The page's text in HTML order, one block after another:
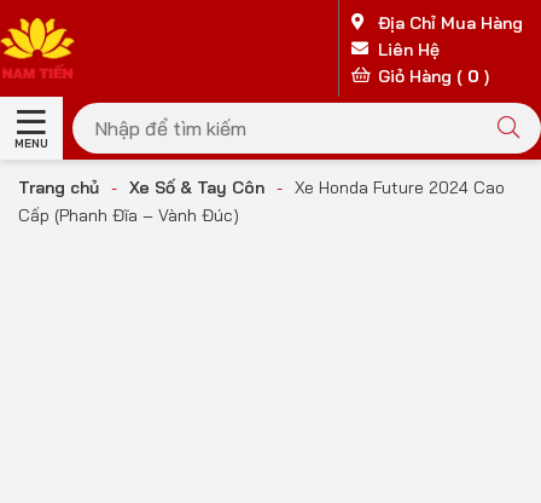
Địa Chỉ Mua Hàng
Liên Hệ
Giỏ Hàng ( 0 )
MENU
Trang chủ - Xe Số & Tay Côn - Xe Honda Future 2024 Cao
Cấp (Phanh Đĩa – Vành Đúc)